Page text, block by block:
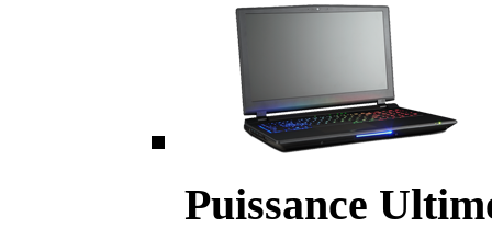
Puissance